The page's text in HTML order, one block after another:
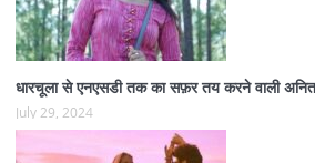
धारचूला से एनएसडी तक का सफ़र तय करने वाली
July 29, 2024